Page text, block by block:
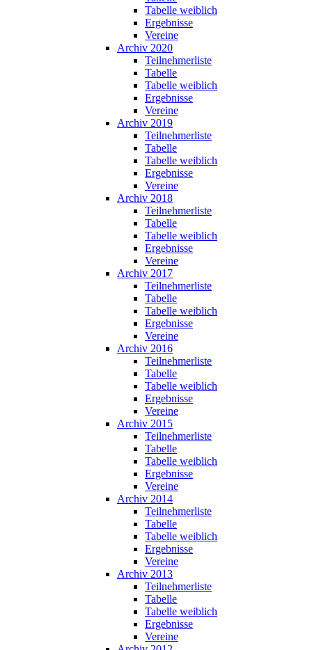
Tabelle weiblich
Ergebnisse
Vereine
Archiv 2020
Teilnehmerliste
Tabelle
Tabelle weiblich
Ergebnisse
Vereine
Archiv 2019
Teilnehmerliste
Tabelle
Tabelle weiblich
Ergebnisse
Vereine
Archiv 2018
Teilnehmerliste
Tabelle
Tabelle weiblich
Ergebnisse
Vereine
Archiv 2017
Teilnehmerliste
Tabelle
Tabelle weiblich
Ergebnisse
Vereine
Archiv 2016
Teilnehmerliste
Tabelle
Tabelle weiblich
Ergebnisse
Vereine
Archiv 2015
Teilnehmerliste
Tabelle
Tabelle weiblich
Ergebnisse
Vereine
Archiv 2014
Teilnehmerliste
Tabelle
Tabelle weiblich
Ergebnisse
Vereine
Archiv 2013
Teilnehmerliste
Tabelle
Tabelle weiblich
Ergebnisse
Vereine